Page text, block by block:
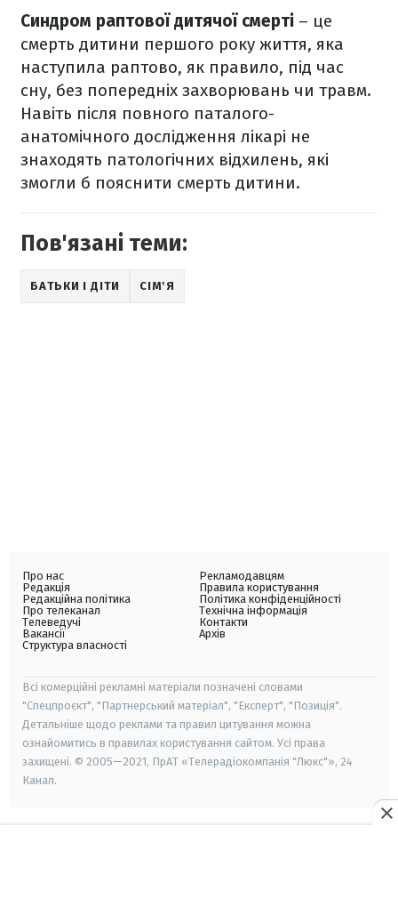
Синдром раптової дитячої смерті – це
смерть дитини першого року життя, яка
наступила раптово, як правило, під час
сну, без попередніх захворювань чи травм.
Навіть після повного паталого-
анатомічного дослідження лікарі не
знаходять патологічних відхилень, які
змогли б пояснити смерть дитини.
Пов'язані теми:
БАТЬКИ І ДІТИ СІМʼЯ
Про нас
Редакція
Редакційна політика
Про телеканал
Телеведучі
Вакансії
Структура власності
Рекламодавцям
Правила користування
Політика конфіденційності
Технічна інформація
Контакти
Архів
Всі комерційні рекламні матеріали позначені словами
"Спецпроєкт", "Партнерський матеріал", "Експерт", "Позиція".
Детальніше щодо реклами та правил цитування можна
ознайомитись в правилах користування сайтом. Усі права
захищені. © 2005—2021, ПрАТ «Телерадіокомпанія "Люкс"», 24
Канал.